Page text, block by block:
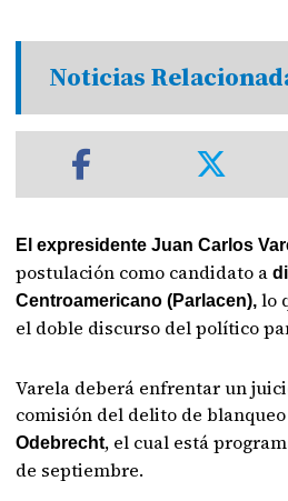
Noticias
El expresidente Juan Carlos
postulación como candidato a
Centroamericano (Parlacen), lo
el doble discurso del político
Varela deberá enfrentar un
comisión del delito de
Odebrecht, el cual está
de septiembre.